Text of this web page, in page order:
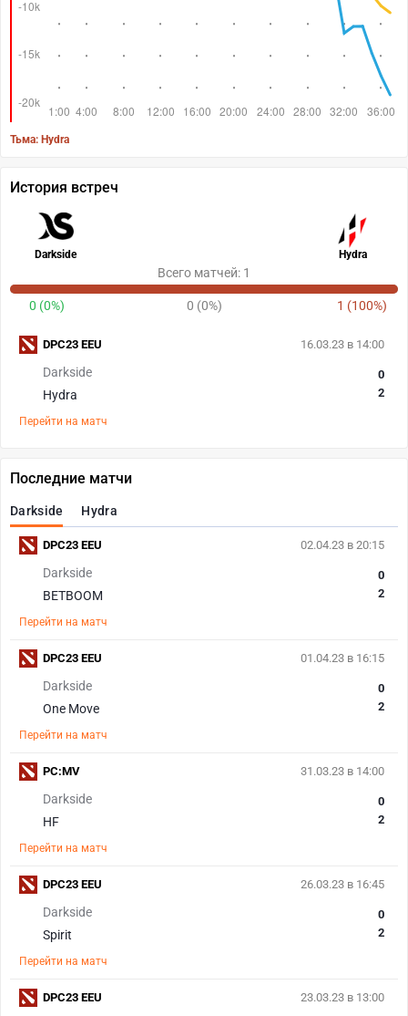
Тьма: Hydra
История встреч
Darkside Hydra
Всего матчей: 1
0 (0%) 0 (0%) 1 (100%)
16.03.23 в 14:00
Darkside
Hydra
0
2
Перейти на матч
DPC23 EEU
Последние матчи
Darkside Hydra
02.04.23 в 20:15
Darkside
BETBOOM
0
2
Перейти на матч
DPC23 EEU
01.04.23 в 16:15
Darkside
One Move
0
2
Перейти на матч
DPC23 EEU
31.03.23 в 14:00
Darkside
HF
0
2
Перейти на матч
PC:MV
26.03.23 в 16:45
Darkside
Spirit
0
2
Перейти на матч
DPC23 EEU
23.03.23 в 13:00
DPC23 EEU